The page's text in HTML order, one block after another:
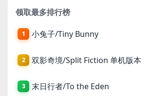
领取最多排行榜
1 小兔子/Tiny Bunny
2 双影奇境/Split Fiction 单机版本
3 末日行者/To the Eden